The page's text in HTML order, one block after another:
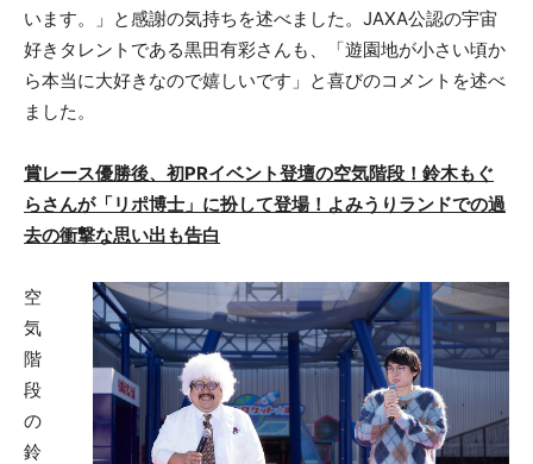
います。」と感謝の気持ちを述べました。JAXA公認の宇宙
好きタレントである黒田有彩さんも、「遊園地が小さい頃か
ら本当に大好きなので嬉しいです」と喜びのコメントを述べ
ました。
賞レース優勝後、初PRイベント登壇の空気階段！鈴木もぐ
らさんが「リポ博士」に扮して登場！よみうりランドでの過
去の衝撃な思い出も告白
空
気
階
段
の
鈴